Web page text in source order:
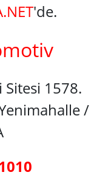
'de.
Sitesi 1578.
/